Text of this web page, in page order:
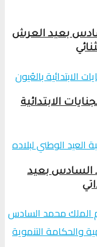
بعيد العرش
الابتدائية
السادس بعيد